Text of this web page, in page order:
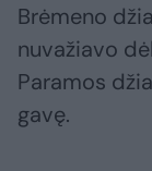
Brėmeno
nuvažiavo
Paramos
gavę.